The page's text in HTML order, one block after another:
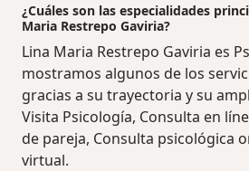
¿Cuáles son las especialidades
Maria Restrepo Gaviria?
Lina Maria Restrepo Gaviria es
mostramos algunos de los
gracias a su trayectoria y su
Visita Psicología, Consulta en
de pareja, Consulta psicológica
virtual.